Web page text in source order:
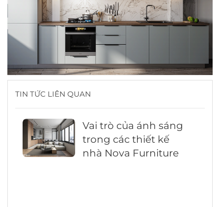
TIN TỨC LIÊN QUAN
Vai trò của ánh sáng
trong các thiết kế
nhà Nova Furniture